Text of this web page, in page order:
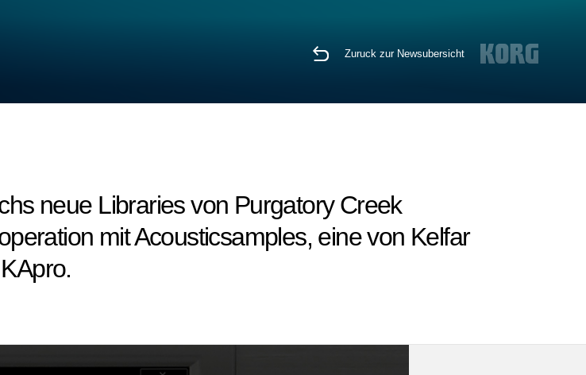
Zuruck zur Newsubersicht
neue Libraries von Purgatory Creek
mit Acousticsamples, eine von Kelfar